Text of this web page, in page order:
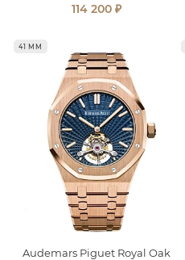
114 200 ₽
41 ММ
Audemars Piguet Royal Oak